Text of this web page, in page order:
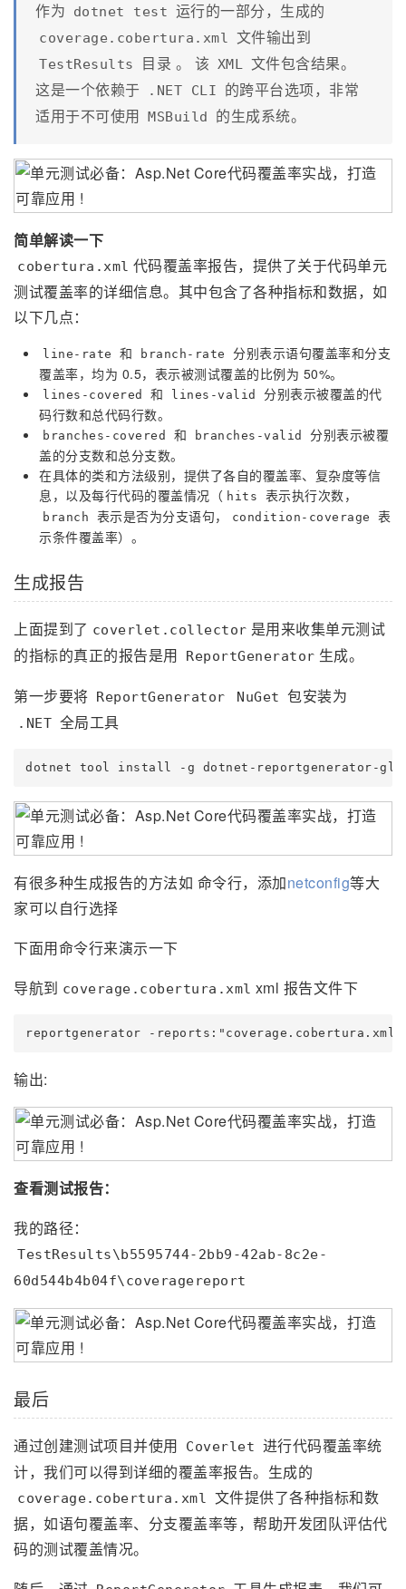
作为 dotnet test 运行的一部分，生成的
coverage.cobertura.xml 文件输出到
TestResults 目录 。 该 XML
文件包含结果。
这是一个依赖于
.NET CLI
的跨平台选项，非常
适用于不可使用 MSBuild 的生成系统。
简单解读一下
cobertura.xml 代码覆盖率报告，提供了关于代码单元
测试覆盖率的详细信息。其中包含了各种指标和数据，如
以下几点：
line-rate 和 branch-rate
分别表示语句覆盖率和分支
覆盖率，均为 0.5，表示被测试覆盖的比例为 50%。
lines-covered 和 lines-valid
分别表示被覆盖的代
码行数和总代码行数。
branches-covered 和 branches-valid
分别表示被覆
盖的分支数和总分支数。
在具体的类和方法级别，提供了各自的覆盖率、复杂度等信
息，以及每行代码的覆盖情况（ hits 表示执行次数，
branch 表示是否为分支语句， condition-coverage
表
示条件覆盖率）。
生成报告
上面提到了 coverlet.collector 是用来收集单元测试
的指标的真正的报告是用
ReportGenerator 生成。
第一步要将 ReportGenerator NuGet 包安装为
.NET 全局工具
有很多种生成报告的方法如 命令行，添加netconfig等大
家可以自行选择
下面用命令行来演示一下
导航到 coverage.cobertura.xml xml 报告文件下
输出:
查看测试报告：
我的路径：
TestResults\b5595744-2bb9-42ab-8c2e-
60d544b4b04f\coveragereport
最后
通过创建测试项目并使用 Coverlet 进行代码覆盖率统
计，我们可以得到详细的覆盖率报告。生成的
coverage.cobertura.xml 文件提供了各种指标和数
据，如语句覆盖率、分支覆盖率等，帮助开发团队评估代
码的测试覆盖情况。